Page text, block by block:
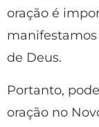
oração é
de Deus.
Portanto,
oração no